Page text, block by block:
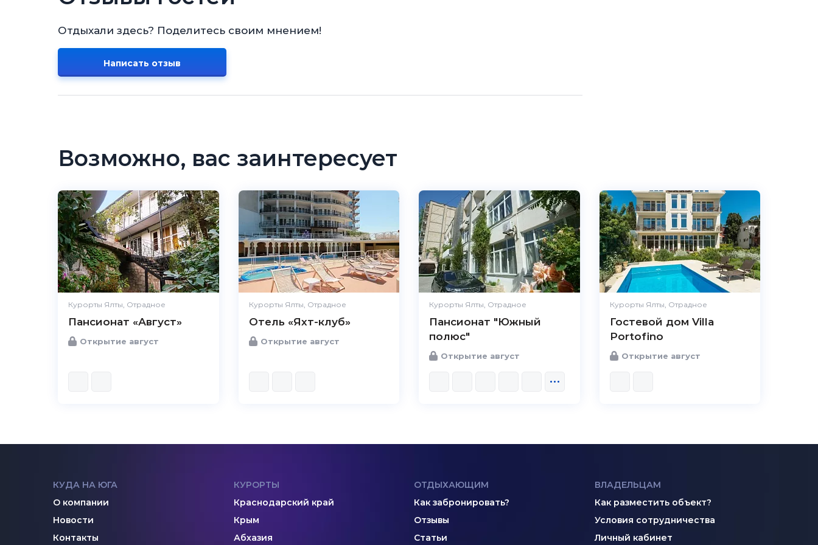
Отдыхали здесь? Поделитесь своим мнением!
Написать отзыв
Возможно, вас заинтересует
Курорты Ялты, Отрадное
Пансионат «Август»
Открытие август
Курорты Ялты, Отрадное
Отель «Яхт-клуб»
Открытие август
Курорты Ялты, Отрадное
Пансионат "Южный
полюс"
Открытие август
Курорты Ялты, Отрадное
Гостевой дом Villa
Portofino
Открытие август
КУДА НА ЮГА
О компании
Новости
Контакты
КУРОРТЫ
Краснодарский край
Крым
Абхазия
ОТДЫХАЮЩИМ
Как забронировать?
Отзывы
Статьи
ВЛАДЕЛЬЦАМ
Как разместить объект?
Условия сотрудничества
Личный кабинет